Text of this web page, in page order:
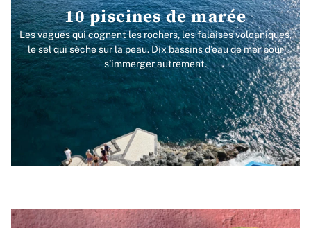
10 piscines de marée
Les vagues qui cognent les rochers, les falaises volcaniques,
le sel qui sèche sur la peau. Dix bassins d’eau de mer pour
s’immerger autrement.